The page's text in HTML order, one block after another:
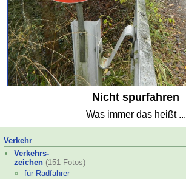
Nicht spurfahren
Was immer das heißt ...
Verkehr
Verkehrs-
zeichen (151 Fotos)
für Radfahrer